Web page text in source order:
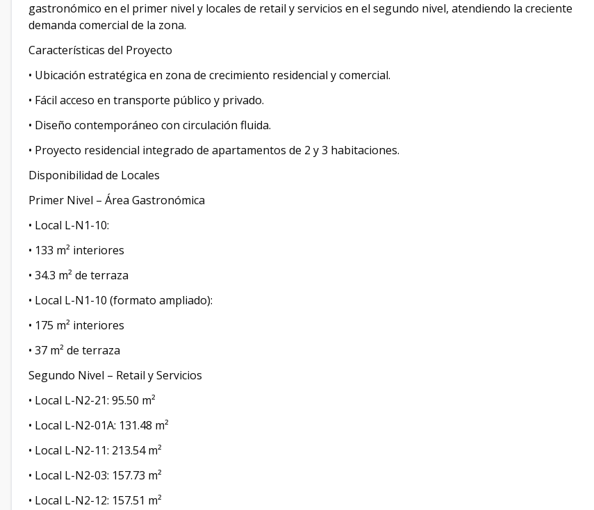
gastronómico en el primer nivel y locales de retail y servicios en el segundo nivel, atendiendo la creciente
demanda comercial de la zona.
Características del Proyecto
• Ubicación estratégica en zona de crecimiento residencial y comercial.
• Fácil acceso en transporte público y privado.
• Diseño contemporáneo con circulación fluida.
• Proyecto residencial integrado de apartamentos de 2 y 3 habitaciones.
Disponibilidad de Locales
Primer Nivel – Área Gastronómica
• Local L-N1-10:
• 133 m² interiores
• 34.3 m² de terraza
• Local L-N1-10 (formato ampliado):
• 175 m² interiores
• 37 m² de terraza
Segundo Nivel – Retail y Servicios
• Local L-N2-21: 95.50 m²
• Local L-N2-01A: 131.48 m²
• Local L-N2-11: 213.54 m²
• Local L-N2-03: 157.73 m²
• Local L-N2-12: 157.51 m²